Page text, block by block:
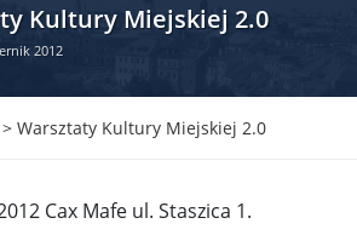
Kultury Miejskiej 2.0
2012
> Warsztaty Kultury Miejskiej 2.0
Cax Mafe ul. Staszica 1.